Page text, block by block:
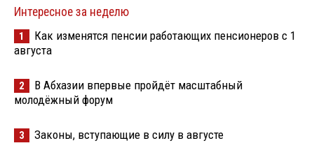
Интересное за неделю
1
Как изменятся пенсии работающих пенсионеров с 1
августа
2
В Абхазии впервые пройдёт масштабный
молодёжный форум
3 Законы, вступающие в силу в августе